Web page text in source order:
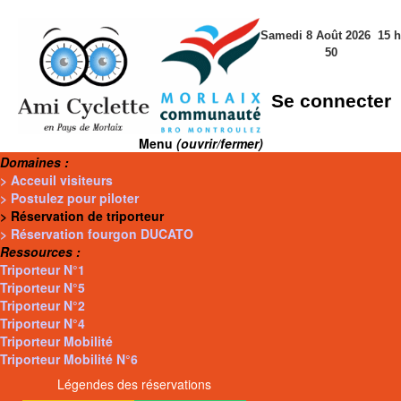
Samedi 8 Août 2026 15 h
50
Se connecter
Menu (ouvrir/fermer)
Domaines :
> Acceuil visiteurs
> Postulez pour piloter
> Réservation de triporteur
> Réservation fourgon DUCATO
Ressources :
Triporteur N°1
Triporteur N°5
Triporteur N°2
Triporteur N°4
Triporteur Mobilité
Triporteur Mobilité N°6
Légendes des réservations